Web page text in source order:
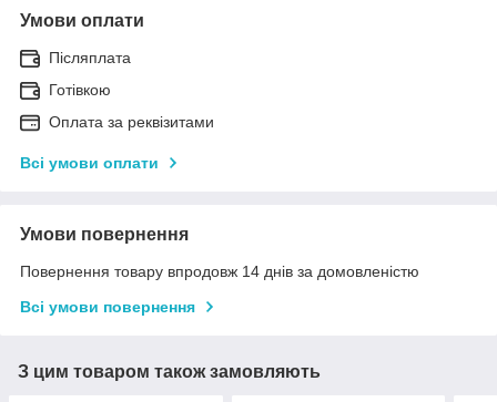
Умови оплати
Післяплата
Готівкою
Оплата за реквізитами
Всі умови оплати
Умови повернення
Повернення товару впродовж 14 днів за домовленістю
Всі умови повернення
З цим товаром також замовляють